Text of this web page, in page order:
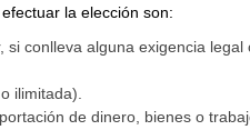
la elección son:
si conlleva alguna exigencia
ilimitada).
de dinero, bienes o